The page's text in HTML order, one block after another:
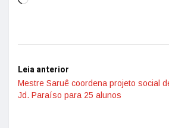
Leia anterior
Mestre Saruê coordena projeto social
Jd. Paraíso para 25 alunos